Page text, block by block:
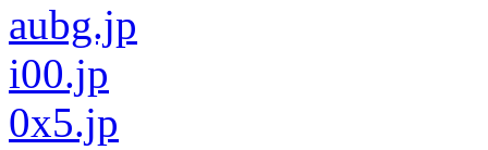
aubg.jp
i00.jp
0x5.jp